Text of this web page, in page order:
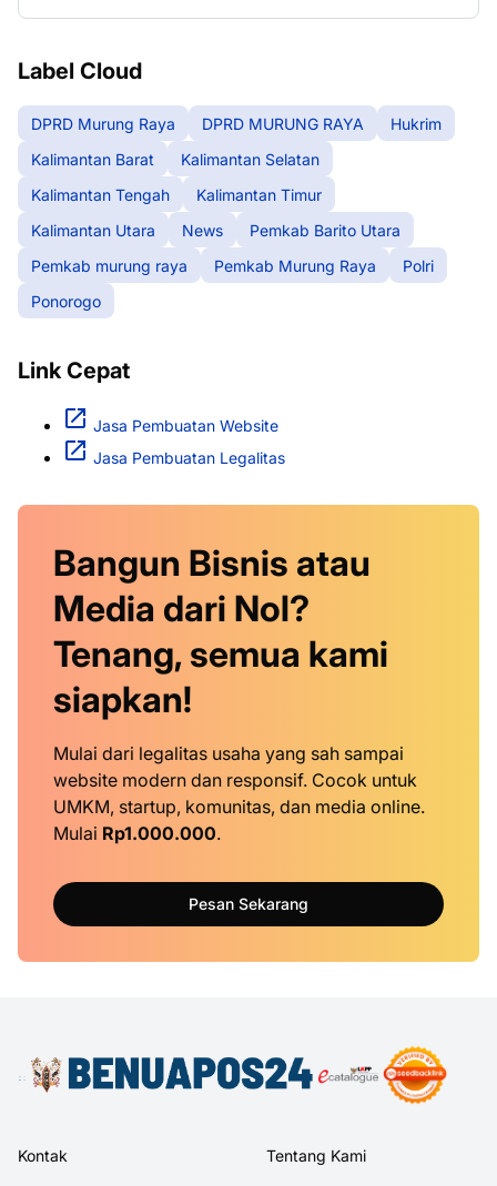
Label Cloud
DPRD Murung Raya DPRD MURUNG RAYA
Hukrim
Kalimantan Barat
Kalimantan Selatan
Kalimantan Tengah
Kalimantan Timur
Kalimantan Utara
News
Pemkab Barito Utara
Pemkab murung raya
Pemkab Murung Raya
Polri
Ponorogo
Link Cepat
Jasa Pembuatan Website
Jasa Pembuatan Legalitas
Bangun Bisnis atau
Media dari Nol?
Tenang, semua kami
siapkan!
Mulai dari legalitas usaha yang sah sampai
website modern dan responsif. Cocok untuk
UMKM, startup, komunitas, dan media online.
Mulai Rp1.000.000.
Pesan Sekarang
Kontak Tentang Kami